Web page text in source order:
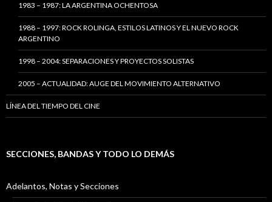
1983 – 1987: LA ARGENTINA OCHENTOSA
1988 – 1997: ROCK ROLINGA, ESTILOS LATINOS Y EL NUEVO ROCK
ARGENTINO
1998 – 2004: SEPARACIONES Y PROYECTOS SOLISTAS
2005 – ACTUALIDAD: AUGE DEL MOVIMIENTO ALTERNATIVO
LÍNEA DEL TIEMPO DEL CINE
SECCIONES, BANDAS Y TODO LO DEMÁS
Adelantos, Notas y Secciones